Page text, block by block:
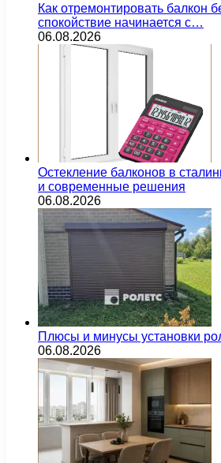
Как отремонтировать балкон
спокойствие начинается с…
06.08.2026
Остекление балконов в
и современные решения
06.08.2026
Плюсы и минусы установки
06.08.2026